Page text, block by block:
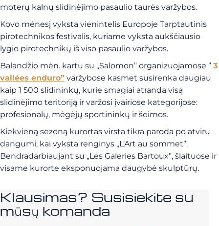
moterų kalnų slidinėjimo pasaulio taurės varžybos.
Kovo mėnesį vyksta vienintelis Europoje Tarptautinis
pirotechnikos festivalis, kuriame vyksta aukščiausio
lygio pirotechnikų iš viso pasaulio varžybos.
Balandžio mėn. kartu su „Salomon” organizuojamose ” 3
vallées enduro” varžybose kasmet susirenka daugiau
kaip 1 500 slidininkų, kurie smagiai atranda visą
slidinėjimo teritoriją ir varžosi įvairiose kategorijose:
profesionalų, mėgėjų sportininkų ir šeimos.
Kiekvieną sezoną kurortas virsta tikra paroda po atviru
dangumi, kai vyksta renginys „L’Art au sommet”.
Bendradarbiaujant su „Les Galeries Bartoux”, šlaituose ir
visame kurorte eksponuojama daugybė skulptūrų.
Klausimas? Susisiekite su
mūsų komanda